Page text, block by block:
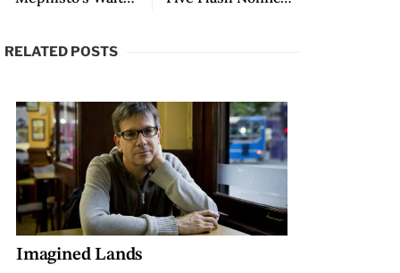
RELATED POSTS
Imagined Lands